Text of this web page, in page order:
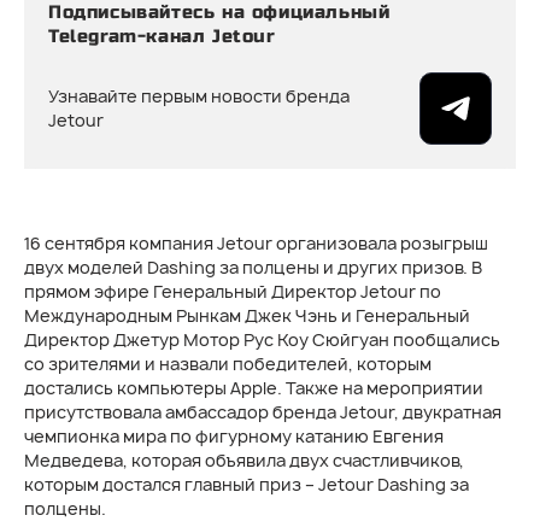
Подписывайтесь на официальный
Telegram-канал Jetour
Узнавайте первым новости бренда
Jetour
16 сентября компания Jetour организовала розыгрыш
двух моделей Dashing за полцены и других призов. В
прямом эфире Генеральный Директор Jetour по
Международным Рынкам Джек Чэнь и Генеральный
Директор Джетур Мотор Рус Коу Сюйгуан пообщались
со зрителями и назвали победителей, которым
достались компьютеры Apple. Также на мероприятии
присутствовала амбассадор бренда Jetour, двукратная
чемпионка мира по фигурному катанию Евгения
Медведева, которая объявила двух счастливчиков,
которым достался главный приз – Jetour Dashing за
полцены.